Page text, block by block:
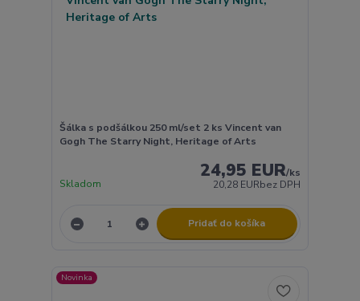
Šálka s podšálkou 250 ml/set 2 ks Vincent van
Gogh The Starry Night, Heritage of Arts
24,95 EUR/ks
20,28 EURbez DPH
Skladom
Pridať do košíka
Novinka